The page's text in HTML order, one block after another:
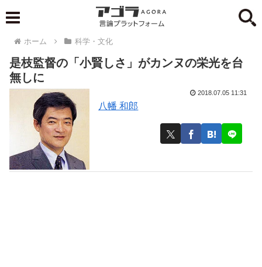
ホーム 科学・文化
是枝監督の「小賢しさ」がカンヌの栄光を台
無しに
八幡 和郎
2018.07.05 11:31